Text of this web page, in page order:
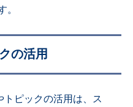
の活用
ピックの活用は、ス